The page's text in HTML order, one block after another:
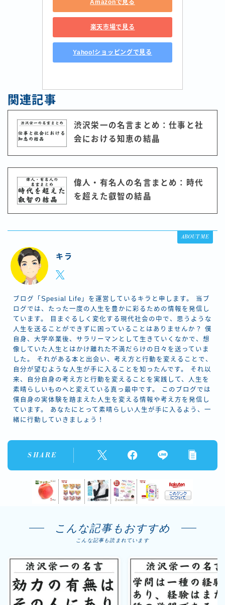
Amazonで見る
楽天市場で見る
Yahoo!ショッピングで見る
関連記事
渋沢栄一の名言まとめ：仕事と社
会における知恵の結晶
偉人・有名人の名言まとめ：時代
を超えた叡智の結晶
ABOUT ME
キラ
ブログ「Spesial Life」を運営しているキラと申します。 当ブ
ログでは、たった一度の人生を豊かに彩るための情報を発信し
ています。 目まぐるしく変化する現代社会の中で、思うような
人生を送ることができずに困っていることはありませんか？ 僕
自身、大学卒業後、サラリーマンとして生きていくなかで、想
像していた人生とはかけ離れた不満だらけの日々を送っていま
した。 それがある本と出会い、考え方と行動を変えることで、
自分が望むような人生が手に入ることを知ったんです。 それ以
来、自分自身の考え方と行動を変えることを実践して、人生を
素晴らしいものへと変えている真っ最中です。 このブログでは
僕自身の実体験を踏まえた人生を変える情報や考え方を発信し
ています。 あなたにとって素晴らしい人生が手に入るよう、一
緒に行動していきましょう！
SHARE
こんな記事もおすすめ
こんな記事も読まれています